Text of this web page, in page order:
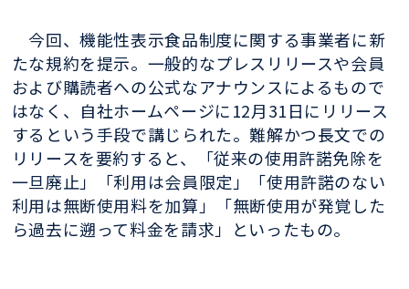
今回、機能性表示食品制度に関する事業者に新
たな規約を提示。一般的なプレスリリースや会員
および購読者への公式なアナウンスによるもので
はなく、自社ホームページに12月31日にリリース
するという手段で講じられた。難解かつ長文での
リリースを要約すると、「従来の使用許諾免除を
一旦廃止」「利用は会員限定」「使用許諾のない
利用は無断使用料を加算」「無断使用が発覚した
ら過去に遡って料金を請求」といったもの。